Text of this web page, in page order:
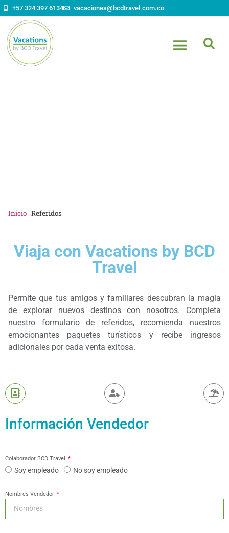
contenido
+57 324 397 6134 vacaciones@bcdtravel.com.co
Inicio | Referidos
Viaja con Vacations by BCD
Travel
Permite que tus amigos y familiares descubran la magia
de explorar nuevos destinos con nosotros. Completa
nuestro formulario de referidos, recomienda nuestros
emocionantes paquetes turísticos y recibe ingresos
adicionales por cada venta exitosa.
Información Vendedor
Colaborador BCD Travel
Soy empleado No soy empleado
Nombres Vendedor